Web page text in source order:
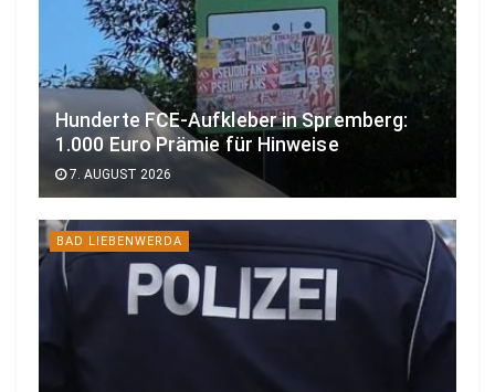
Hunderte FCE-Aufkleber in Spremberg:
1.000 Euro Prämie für Hinweise
7. AUGUST 2026
BAD LIEBENWERDA